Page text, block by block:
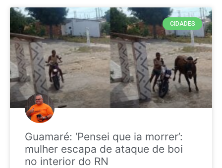
CIDADES
Guamaré: ‘Pensei que ia morrer’:
mulher escapa de ataque de boi
no interior do RN